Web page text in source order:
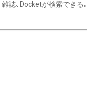
雑誌、Docketが検索できる。